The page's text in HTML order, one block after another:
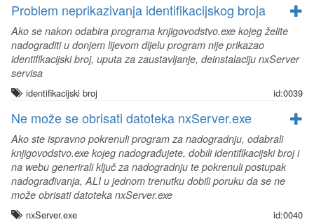
Problem neprikazivanja identifikacijskog broja
Ako se nakon odabira programa knjigovodstvo.exe kojeg želite
nadograditi u donjem lijevom dijelu program nije prikazao
identifikacijski broj, uputa za zaustavljanje, deinstalaciju nxServer
servisa
identifikacijski broj id:0039
Ne može se obrisati datoteka nxServer.exe
Ako ste ispravno pokrenuli program za nadogradnju, odabrali
knjigovodstvo.exe kojeg nadograđujete, dobili identifikacijski broj i
na webu generirali ključ za nadogradnju te pokrenuli postupak
nadograđivanja, ALI u jednom trenutku dobili poruku da se ne
može obrisati datoteka nxServer.exe
nxServer.exe id:0040